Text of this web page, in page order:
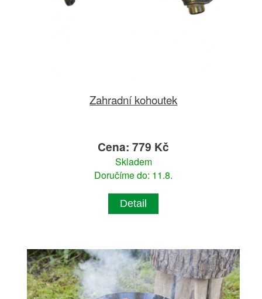
Zahradní kohoutek
Cena: 779 Kč
Skladem
Doručíme do: 11.8.
Detail